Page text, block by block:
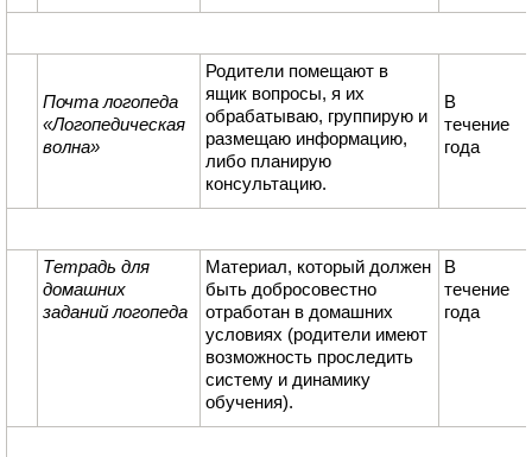
Почта логопеда
«Логопедическая
волна»
Родители помещают в
ящик вопросы, я их
обрабатываю, группирую и
размещаю информацию,
либо планирую
консультацию.
В
течение
года
Тетрадь для
домашних
заданий логопеда
Материал, который должен
быть добросовестно
отработан в домашних
условиях (родители имеют
возможность проследить
систему и динамику
обучения).
В
течение
года